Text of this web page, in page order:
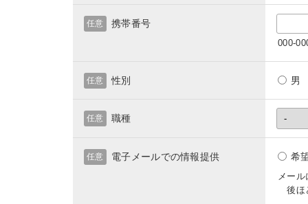
携帯番号
任意
000-
性別
任意
職種
任意
電子メールでの情報提供
任意 希
メー
後ほ